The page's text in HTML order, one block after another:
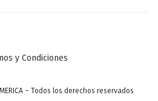
y Condiciones
– Todos los derechos reservados